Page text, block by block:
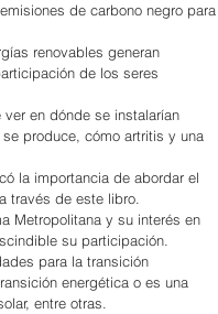
de carbono negro para
renovables generan
de los seres
en dónde se instalarían
produce, cómo artritis y una
la importancia de abordar el
través de este libro.
Metropolitana y su interés en
su participación.
para la transición
energética o es una
entre otras.